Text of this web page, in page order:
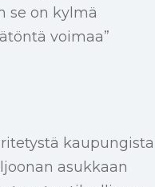
se on kylmä
voimaa”
kaupungista
asukkaan